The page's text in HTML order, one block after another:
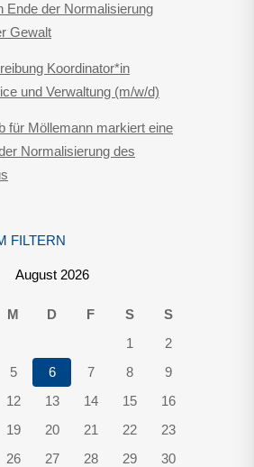
Ende der Normalisierung
Gewalt
Koordinator*in
und Verwaltung (m/w/d)
für Möllemann markiert eine
Normalisierung des
FILTERN
August 2026
M D F S
S
1
2
5 6 7 8
9
12 13 14 15
16
19 20 21 22
23
26 27 28 29
30